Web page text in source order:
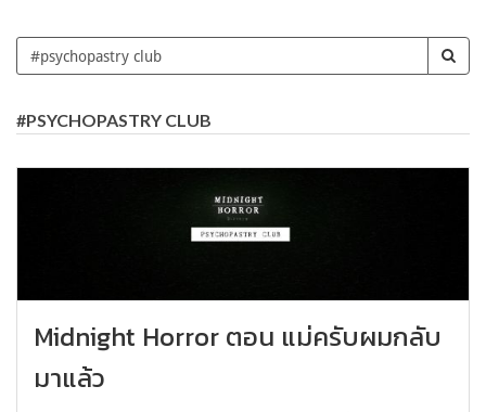
#PSYCHOPASTRY CLUB
Midnight Horror ตอน แม่ครับผมกลับ
มาแล้ว